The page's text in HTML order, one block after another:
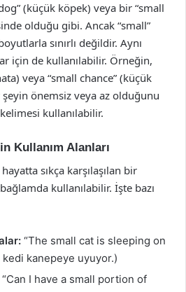
(küçük köpek) veya bir “small
olduğu gibi. Ancak “small”
sınırlı değildir. Aynı
için de kullanılabilir. Örneğin,
veya “small chance” (küçük
önemsiz veya az olduğunu
kullanılabilir.
Kullanım Alanları
sıkça karşılaşılan bir
kullanılabilir. İşte bazı
“The small cat is sleeping on
kedi kanepeye uyuyor.)
“Can I have a small portion of